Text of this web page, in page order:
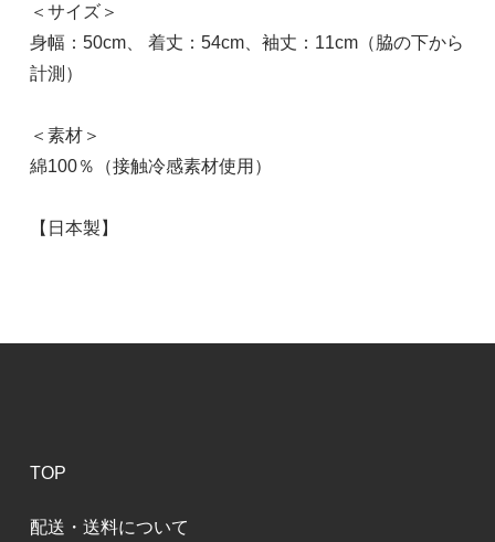
＜サイズ＞
身幅：50cm、 着丈：54cm、袖丈：11cm（脇の下から
計測）
＜素材＞
綿100％（接触冷感素材使用）
【日本製】
SOLD OUT
TOP
配送・送料について